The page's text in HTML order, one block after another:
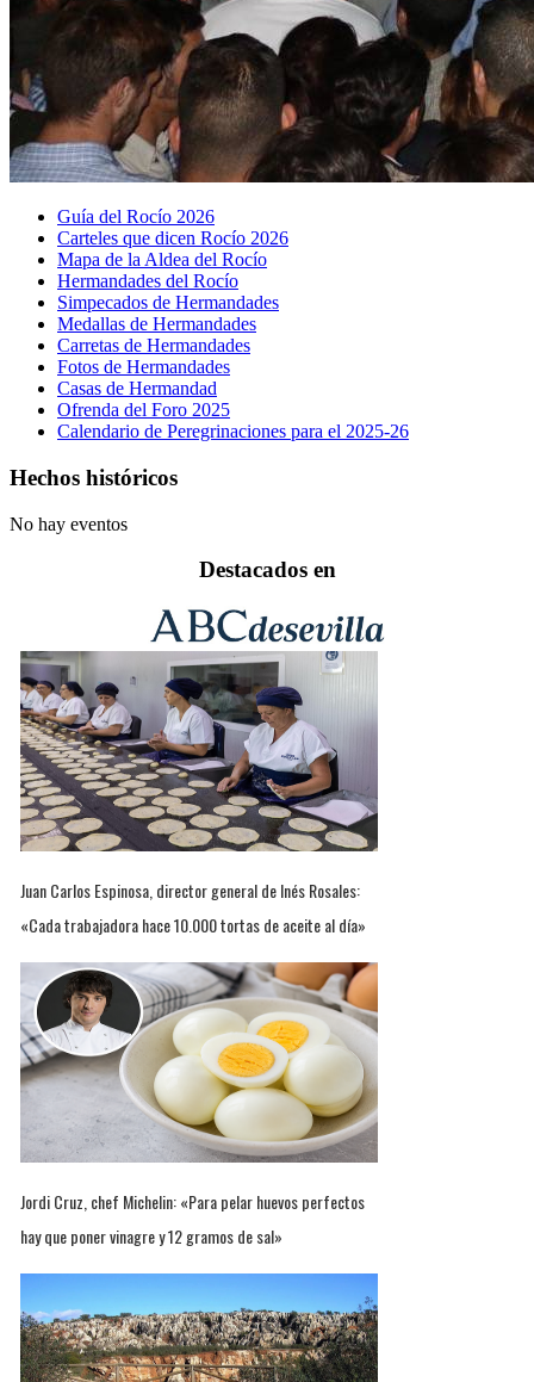
Guía del Rocío 2026
Carteles que dicen Rocío 2026
Mapa de la Aldea del Rocío
Hermandades del Rocío
Simpecados de Hermandades
Medallas de Hermandades
Carretas de Hermandades
Fotos de Hermandades
Casas de Hermandad
Ofrenda del Foro 2025
Calendario de Peregrinaciones para el 2025-26
Hechos históricos
No hay eventos
Destacados en
Juan Carlos Espinosa, director general de Inés Rosales:
«Cada trabajadora hace 10.000 tortas de aceite al día»
Jordi Cruz, chef Michelin: «Para pelar huevos perfectos
hay que poner vinagre y 12 gramos de sal»